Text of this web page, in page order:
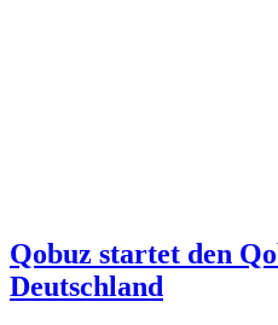
Qobuz startet den
Deutschland